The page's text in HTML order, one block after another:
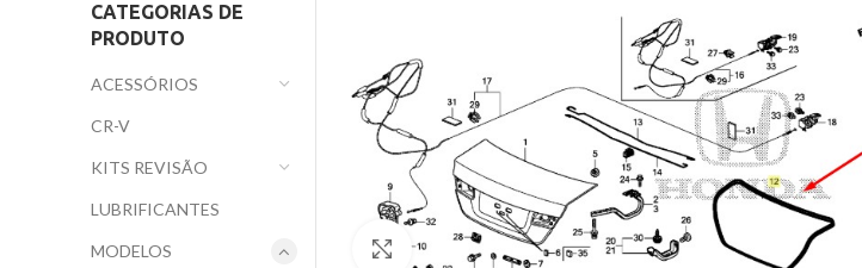
Clique para ampliar
CATEGORIAS DE
PRODUTO
ACESSÓRIOS
CR-V
KITS REVISÃO
LUBRIFICANTES
MODELOS